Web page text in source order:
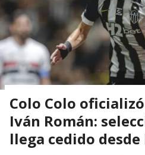
Colo Colo
Iván Román:
llega cedido desde